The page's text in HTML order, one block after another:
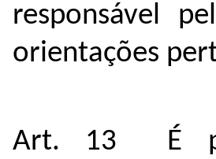
responsável
orientações
Art. 13 É